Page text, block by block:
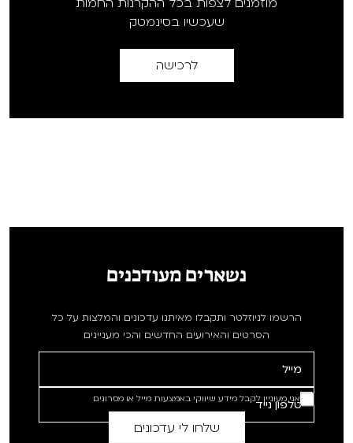
שעכשיו בסינמטק
לרכישה
נשארים מעודכנים
הרשמו לניוזלטר ותקבלו מאיתנו עדכונים והמלצות על כל
הסרטים והאירועים החדשים והכי מעניינים
אני מעוניין לקבל מידע שיווקי באמצעות מייל או מסרונים